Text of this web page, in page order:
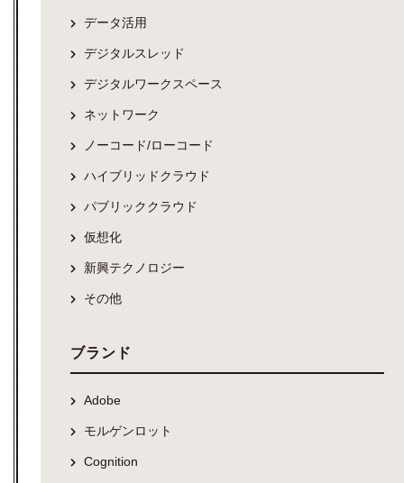
データ活用
デジタルスレッド
デジタルワークスペース
ネットワーク
ノーコード/ローコード
ハイブリッドクラウド
パブリッククラウド
仮想化
新興テクノロジー
その他
ブランド
Adobe
モルゲンロット
Cognition